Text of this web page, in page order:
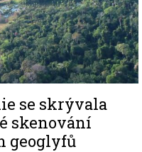
se skrývala
skenování
geoglyfů